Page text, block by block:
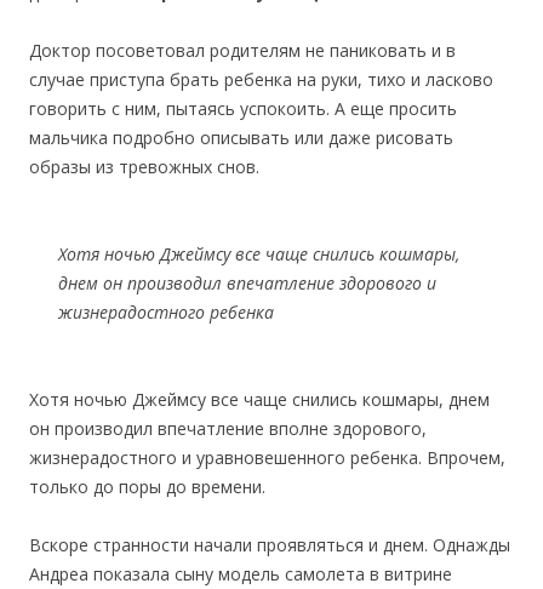
Доктор посоветовал родителям не паниковать и в
случае приступа брать ребенка на руки, тихо и ласково
говорить с ним, пытаясь успокоить. А еще просить
мальчика подробно описывать или даже рисовать
образы из тревожных снов.
Хотя ночью Джеймсу все чаще снились кошмары,
днем он производил впечатление здорового и
жизнерадостного ребенка
Хотя ночью Джеймсу все чаще снились кошмары, днем
он производил впечатление вполне здорового,
жизнерадостного и уравновешенного ребенка. Впрочем,
только до поры до времени.
Вскоре странности начали проявляться и днем. Однажды
Андреа показала сыну модель самолета в витрине